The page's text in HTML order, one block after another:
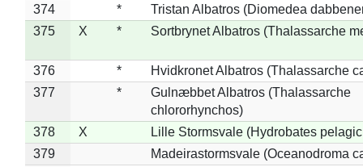
374
*
Tristan Albatros (Diomedea
375
X * Sortbrynet Albatros (Thalassarche
376 *
Hvidkronet Albatros (Thalassarche
377
*
Gulnæbbet Albatros (Thalassarche
chlororhynchos)
378
X
Lille Stormsvale (Hydrobates
379
Madeirastormsvale (Oceanodroma